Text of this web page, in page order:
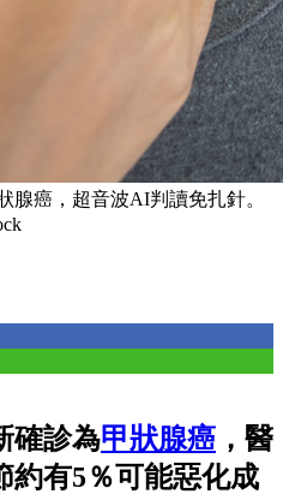
腺癌，超音波AI判讀免扎針。
確診為甲狀腺癌 ，醫
約有5％可能惡化成